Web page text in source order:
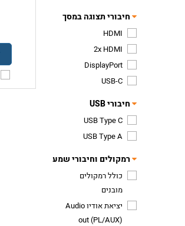
חיבורי תצוגה במסך
HDMI
2x HDMI
DisplayPort
USB-C
חיבורי USB
USB Type C
USB Type A
רמקולים וחיבורי שמע
כולל רמקולים
מובנים
יציאת אודיו Audio
out (PL/AUX)